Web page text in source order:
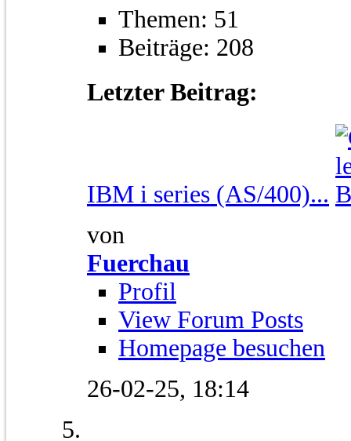
Themen: 51
Beiträge: 208
Letzter Beitrag:
IBM i series (AS/400)...
von
Fuerchau
Profil
View Forum Posts
Homepage besuchen
26-02-25, 18:14